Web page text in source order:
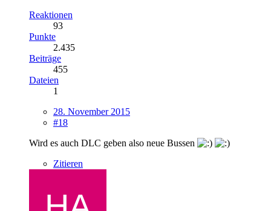
Reaktionen
93
Punkte
2.435
Beiträge
455
Dateien
1
28. November 2015
#18
Wird es auch DLC geben also neue Bussen
Zitieren